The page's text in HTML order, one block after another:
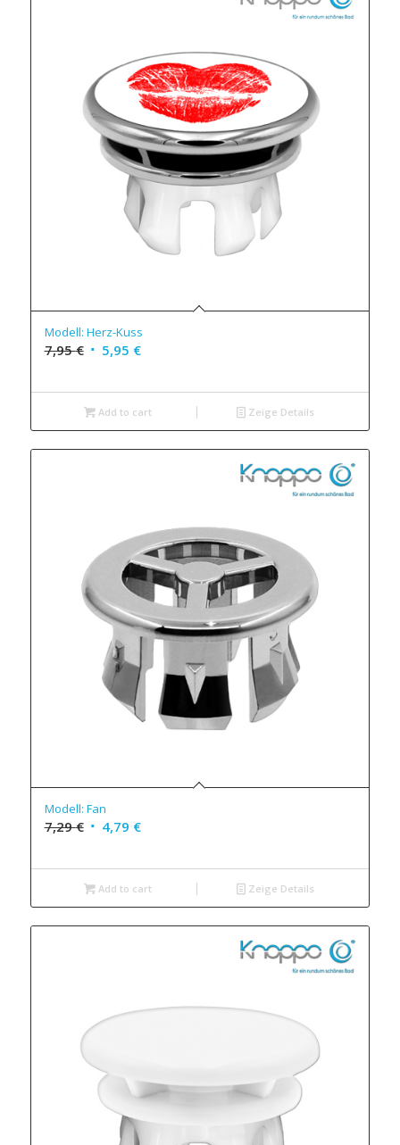
Modell: Herz-Kuss
7,95€ 5,95 €
Add to cart Zeige Details
Modell: Fan
7,29€ 4,79 €
Add to cart Zeige Details